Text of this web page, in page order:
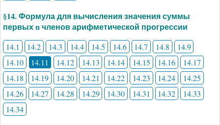
§14. Формула для вычисления значения суммы
первых n членов арифметической прогрессии
14.1 14.2 14.3 14.4 14.5 14.6 14.7 14.8
14.9
14.10
14.11 14.12 14.13 14.14 14.15 14.16
14.17
14.18
14.19 14.20 14.21 14.22 14.23 14.24
14.25
14.26
14.27 14.28 14.29 14.30 14.31 14.32
14.33
14.34